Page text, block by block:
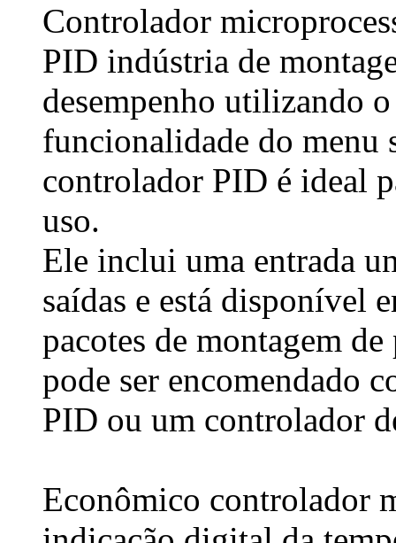
Controlador
PID indústria de
desempenho utilizando
funcionalidade do menu
controlador PID é ideal
uso.
Ele inclui uma entrada
saídas e está disponível
pacotes de montagem
pode ser encomendado
PID ou um controlador
Econômico controlador